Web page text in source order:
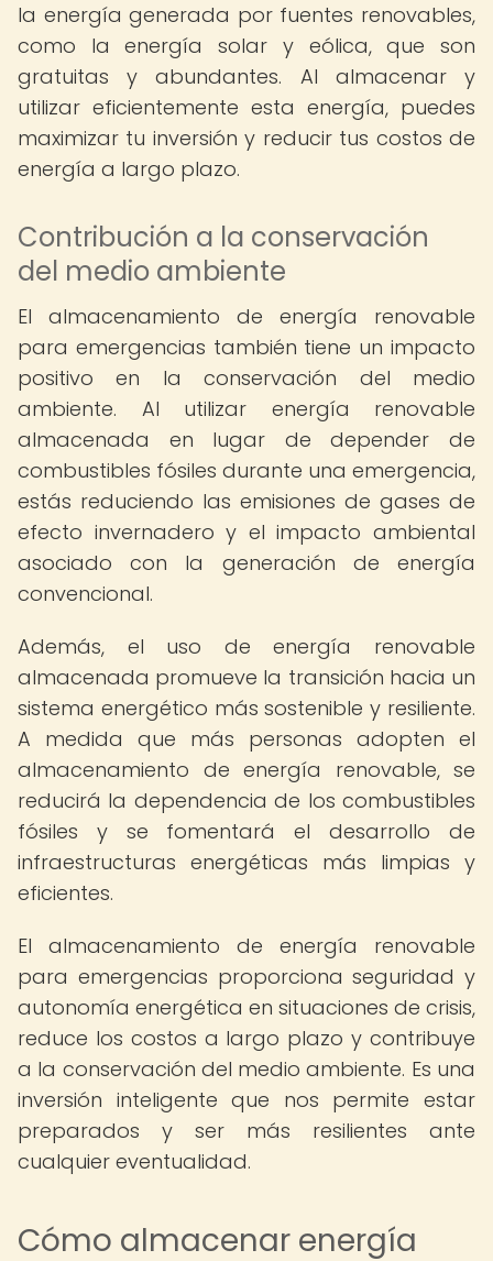
la energía generada por fuentes renovables,
como la energía solar y eólica, que son
gratuitas y abundantes. Al almacenar y
utilizar eficientemente esta energía, puedes
maximizar tu inversión y reducir tus costos de
energía a largo plazo.
Contribución a la conservación
del medio ambiente
El almacenamiento de energía renovable
para emergencias también tiene un impacto
positivo en la conservación del medio
ambiente. Al utilizar energía renovable
almacenada en lugar de depender de
combustibles fósiles durante una emergencia,
estás reduciendo las emisiones de gases de
efecto invernadero y el impacto ambiental
asociado con la generación de energía
convencional.
Además, el uso de energía renovable
almacenada promueve la transición hacia un
sistema energético más sostenible y resiliente.
A medida que más personas adopten el
almacenamiento de energía renovable, se
reducirá la dependencia de los combustibles
fósiles y se fomentará el desarrollo de
infraestructuras energéticas más limpias y
eficientes.
El almacenamiento de energía renovable
para emergencias proporciona seguridad y
autonomía energética en situaciones de crisis,
reduce los costos a largo plazo y contribuye
a la conservación del medio ambiente. Es una
inversión inteligente que nos permite estar
preparados y ser más resilientes ante
cualquier eventualidad.
Cómo almacenar energía